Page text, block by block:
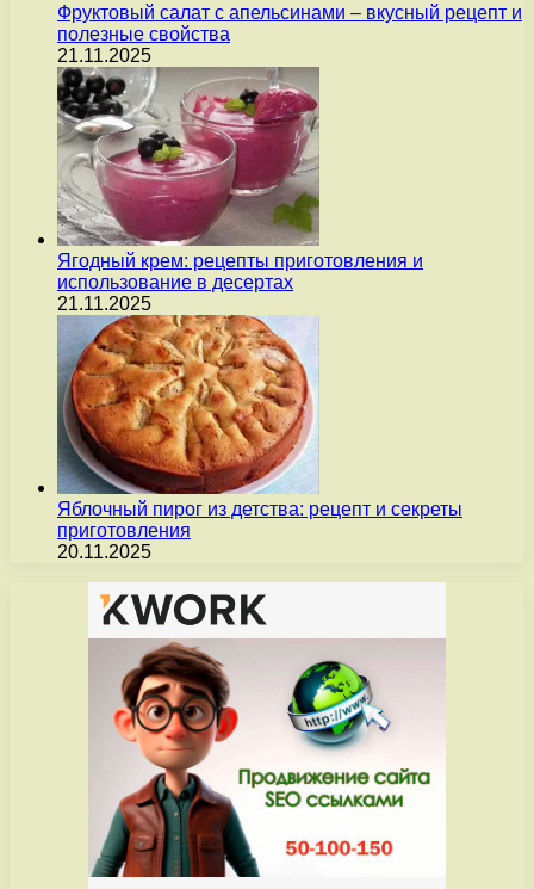
Фруктовый салат с апельсинами – вкусный рецепт и
полезные свойства
21.11.2025
Ягодный крем: рецепты приготовления и
использование в десертах
21.11.2025
Яблочный пирог из детства: рецепт и секреты
приготовления
20.11.2025